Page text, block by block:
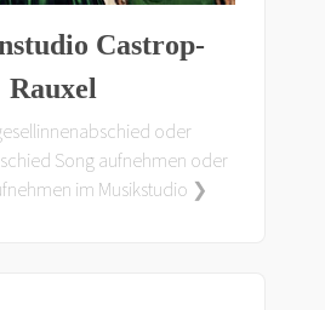
Castrop-
Rauxel
oder
Song aufnehmen oder
im Musikstudio ❯